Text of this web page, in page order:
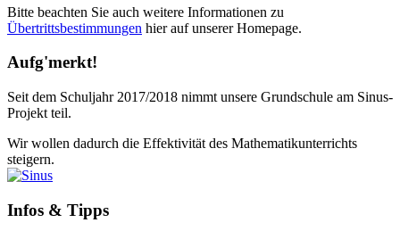
Bitte beachten Sie auch weitere Informationen zu
Übertrittsbestimmungen hier auf unserer Homepage.
Aufg'merkt!
Seit dem Schuljahr 2017/2018 nimmt unsere Grundschule am Sinus-
Projekt teil.
Wir wollen dadurch die Effektivität des Mathematikunterrichts
steigern.
Infos & Tipps